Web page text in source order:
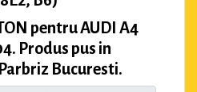
pentru AUDI A4
Produs pus in
Bucuresti.